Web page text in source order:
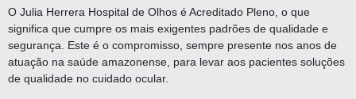
O Julia Herrera Hospital de Olhos é Acreditado Pleno, o que
significa que cumpre os mais exigentes padrões de qualidade e
segurança. Este é o compromisso, sempre presente nos anos de
atuação na saúde amazonense, para levar aos pacientes soluções
de qualidade no cuidado ocular.